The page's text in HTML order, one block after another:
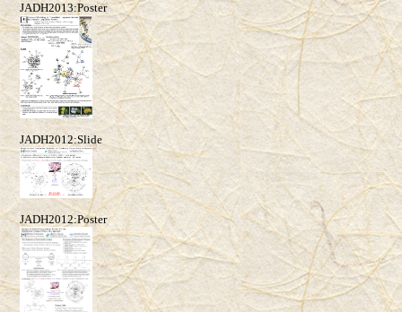
JADH2013:Poster
JADH2012:Slide
JADH2012:Poster